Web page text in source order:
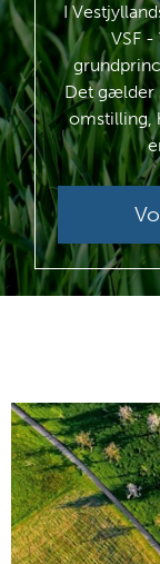
I
VSF -
Det gælder
omstilling,